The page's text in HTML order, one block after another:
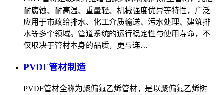
耐腐蚀、耐高温、重量轻、机械强度优异等特性，广泛
应用于市政给排水、化工介质输送、污水处理、建筑排
水等多个领域。管道系统的运行稳定性与使用寿命，不
仅取决于管材本身的品质，更与连…
PVDF管材制造
PVDF管材全称为聚偏氟乙烯管材，是以聚偏氟乙烯树